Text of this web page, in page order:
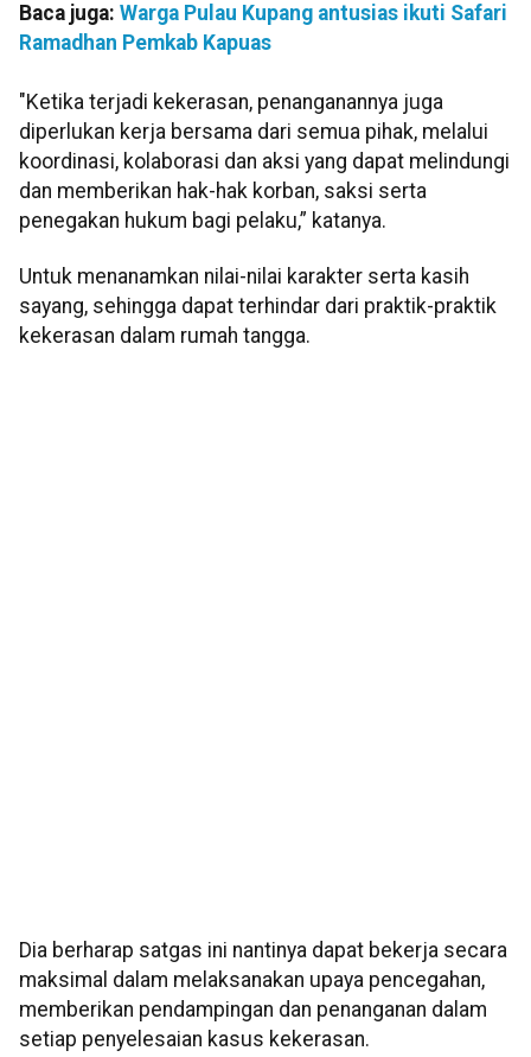
Baca juga: Warga Pulau Kupang antusias ikuti Safari
Ramadhan Pemkab Kapuas
"Ketika terjadi kekerasan, penanganannya juga
diperlukan kerja bersama dari semua pihak, melalui
koordinasi, kolaborasi dan aksi yang dapat melindungi
dan memberikan hak-hak korban, saksi serta
penegakan hukum bagi pelaku,” katanya.
Untuk menanamkan nilai-nilai karakter serta kasih
sayang, sehingga dapat terhindar dari praktik-praktik
kekerasan dalam rumah tangga.
Dia berharap satgas ini nantinya dapat bekerja secara
maksimal dalam melaksanakan upaya pencegahan,
memberikan pendampingan dan penanganan dalam
setiap penyelesaian kasus kekerasan.